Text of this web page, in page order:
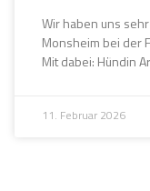
Wir haben uns
Monsheim bei der
Mit dabei: Hündin
11. Februar 2026